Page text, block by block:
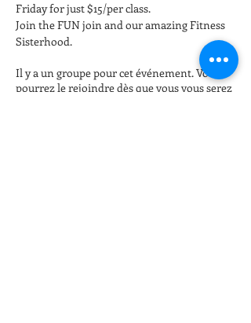
Friday for just $15/per class.
Join the FUN join and our amazing Fitness
Sisterhood.
Il y a un groupe pour cet événement. Vous
pourrez le rejoindre dès que vous vous serez